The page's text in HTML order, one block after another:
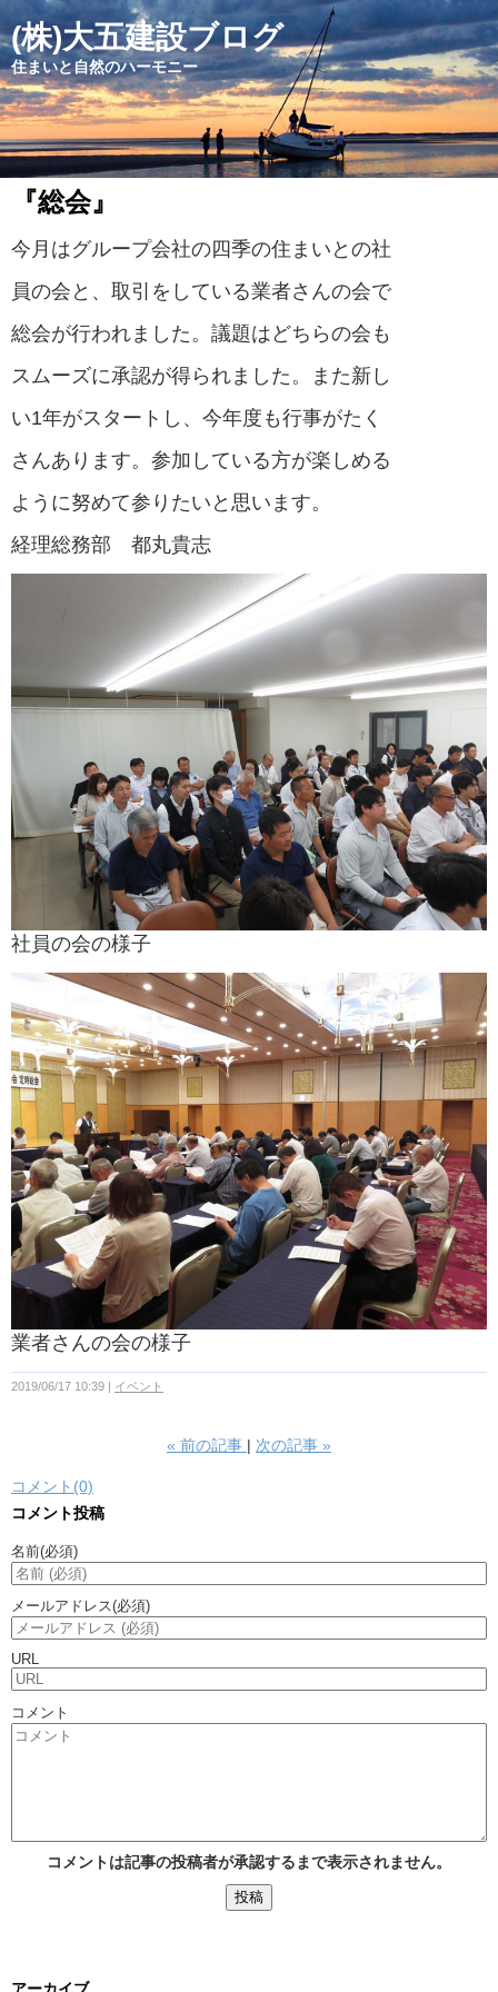
(株)大五建設ブログ
住まいと自然のハーモニー
『総会』
今月はグループ会社の四季の住まいとの社
員の会と、取引をしている業者さんの会で
総会が行われました。議題はどちらの会も
スムーズに承認が得られました。また新し
い1年がスタートし、今年度も行事がたく
さんあります。参加している方が楽しめる
ように努めて参りたいと思います。
経理総務部 都丸貴志
社員の会の様子
業者さんの会の様子
2019/06/17 10:39 イベント
« 前の記事 次の記事 »
コメント(0)
コメント投稿
名前(必須)
メールアドレス(必須)
URL
コメント
コメントは記事の投稿者が承認するまで表示されません。
アーカイブ